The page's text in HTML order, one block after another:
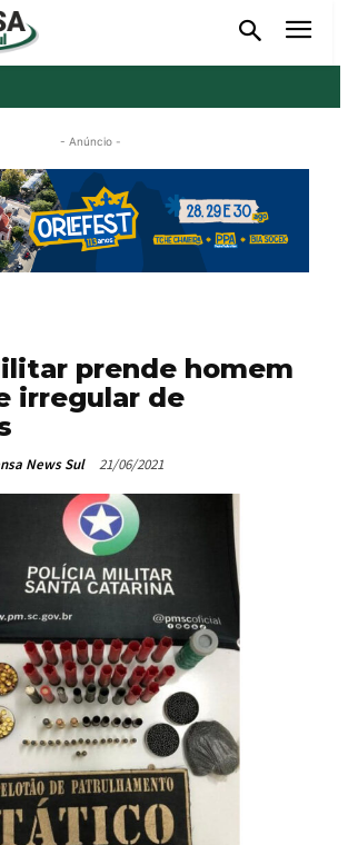
- Anúncio -
prende homem
irregular de
News Sul 21/06/2021